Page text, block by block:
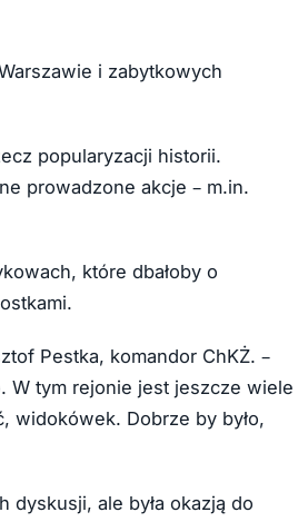
i zabytkowych
popularyzacji historii.
prowadzone akcje – m.in.
które dbałoby o
Pestka, komandor ChKŻ. –
W tym rejonie jest jeszcze wiele
widokówek. Dobrze by było,
dyskusji, ale była okazją do